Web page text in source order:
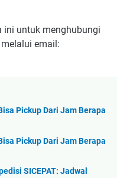
ini untuk menghubungi
email:
Pickup Dari Jam Berapa
Pickup Dari Jam Berapa
SICEPAT: Jadwal